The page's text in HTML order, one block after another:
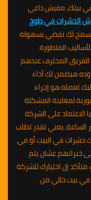
بيتك، مفيش داعي
الحشرات في طوخ
بتسمح لك تقضي بسهولة
المتطورة
الفريق المحترف عندهم
هيضمن لك أداء
تعمله هو إجراء
لمعاينة المشكلة
الاعتماد على الشركة
الساعة، يعني تقدر تطلب
حشرات في البيت أو في
خبراتهم عشان يتم
إن اختيارك للشركة
في بيت خالي من